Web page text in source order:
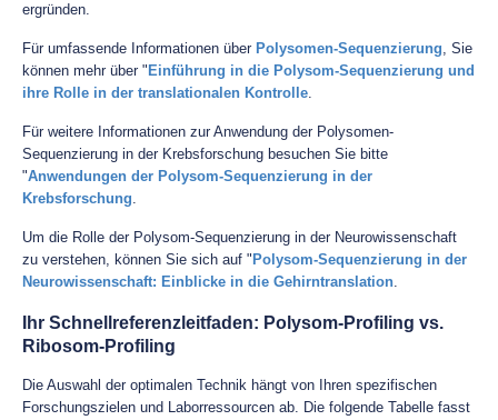
ergründen.
Für umfassende Informationen über Polysomen-Sequenzierung, Sie
können mehr über " Einführung in die Polysom-Sequenzierung und
ihre Rolle in der translationalen Kontrolle.
Für weitere Informationen zur Anwendung der Polysomen-
Sequenzierung in der Krebsforschung besuchen Sie bitte
"Anwendungen der Polysom-Sequenzierung in der
Krebsforschung.
Um die Rolle der Polysom-Sequenzierung in der Neurowissenschaft
zu verstehen, können Sie sich auf " Polysom-Sequenzierung in der
Neurowissenschaft: Einblicke in die Gehirntranslation.
Ihr Schnellreferenzleitfaden: Polysom-Profiling vs.
Ribosom-Profiling
Die Auswahl der optimalen Technik hängt von Ihren spezifischen
Forschungszielen und Laborressourcen ab. Die folgende Tabelle fasst